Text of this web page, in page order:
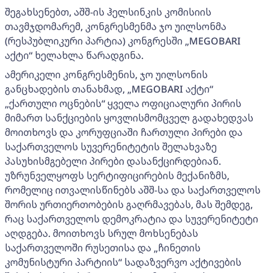
შეგახსენებთ, აშშ-ის ჰელსინკის კომისიის
თავმჯდომარემ, კონგრესმენმა ჯო უილსონმა
(რესპუბლიკური პარტია) კონგრესში „MEGOBARI
აქტი“ ხელახლა წარადგინა.
ამერიკელი კონგრესმენის, ჯო უილსონის
განცხადების თანახმად, „MEGOBARI აქტი“
„ქართული ოცნების“ ყველა ოფიციალური პირის
მიმართ სანქციების ყოვლისმომცველ გადახედვას
მოითხოვს და კორუფციაში ჩართული პირები და
საქართველოს სუვერენიტეტის შელახვაზე
პასუხისმგებელი პირები დასანქცირდებიან.
უზრუნველყოფს სერტიფიცირების მექანიზმს,
რომელიც ითვალისწინებს აშშ-სა და საქართველოს
შორის ურთიერთობების გაღრმავებას, მას შემდეგ,
რაც საქართველოს დემოკრატია და სუვერენიტეტი
აღდგება. მოითხოვს სრულ მოხსენებას
საქართველოში რუსეთისა და „ჩინეთის
კომუნისტური პარტიის“ სადაზვერვო აქტივების